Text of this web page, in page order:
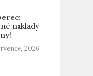
náklady
2026